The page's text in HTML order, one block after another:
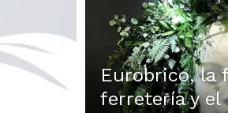
Eurobrico, la
ferretería y el